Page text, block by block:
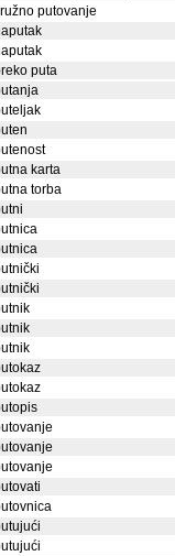
putovanje
puta
karta
torba